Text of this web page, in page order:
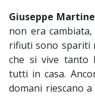
Giuseppe
non era
rifiuti sono spariti
che si vive tanto
tutti in casa.
domani riescano